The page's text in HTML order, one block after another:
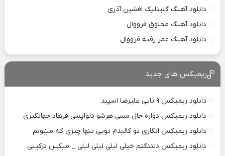
دانلود آهنگ گلینلیک افشین آذری
دانلود آهنگ مخلوق فرووال
دانلود آهنگ عمر رفته فرووال
ریمیکس های جدید
دانلود ریمیکس ۹ تایی علیرضا اسپید
دانلود ریمیکس دواره حال مسی هرشو دلواپسی فرهاد جهانگیری
دانلود ریمیکس انگاری تو کالبدم تویی تنها چیزی که میتونم
دانلود ریمیکس دلتنگتم خیلی لیلی لیلی لیلی _ میکس ترکیبی